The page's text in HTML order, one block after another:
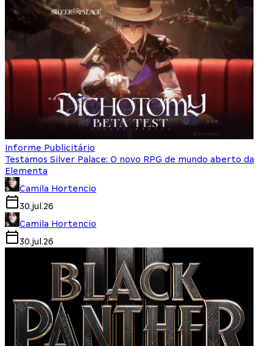
Informe Publicitário
Testamos Silver Palace: O novo RPG de mundo aberto da
Elementa
Camila Hortencio
30.jul.26
Camila Hortencio
30.jul.26